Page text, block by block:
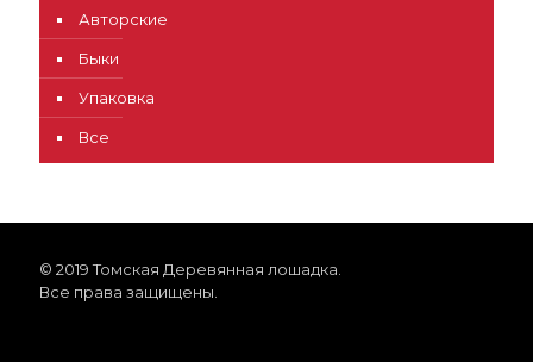
Авторские
Быки
Упаковка
Все
© 2019 Томская Деревянная лошадка.
Все права защищены.